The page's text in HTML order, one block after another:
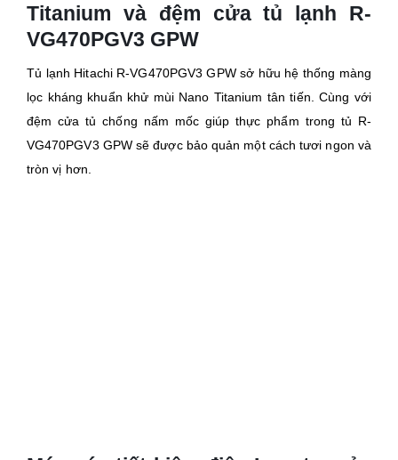
Titanium và đệm cửa tủ lạnh R-
VG470PGV3 GPW
Tủ lạnh Hitachi R-VG470PGV3 GPW sở hữu hệ thống màng
lọc kháng khuẩn khử mùi Nano Titanium tân tiến. Cùng với
đệm cửa tủ chống nấm mốc giúp thực phẩm trong tủ R-
VG470PGV3 GPW sẽ được bảo quản một cách tươi ngon và
tròn vị hơn.